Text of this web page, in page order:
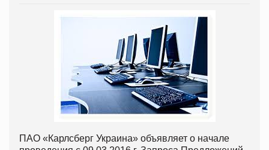
ПАО «Карлсберг Украина» объявляет о начале